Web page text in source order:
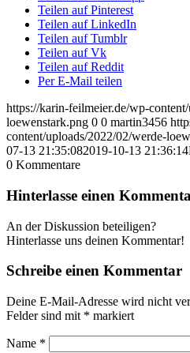
Teilen auf Pinterest
Teilen auf LinkedIn
Teilen auf Tumblr
Teilen auf Vk
Teilen auf Reddit
Per E-Mail teilen
https://karin-feilmeier.de/wp-
loewenstark.png 0 0 martin3456
content/uploads/2022/02/werde-
07-13 21:35:082019-10-13 21:36:14
0 Kommentare
Hinterlasse einen
An der Diskussion beteiligen?
Hinterlasse uns deinen Kommentar!
Schreibe einen Kommentar
Deine E-Mail-Adresse wird nicht
Felder sind mit * markiert
Name *